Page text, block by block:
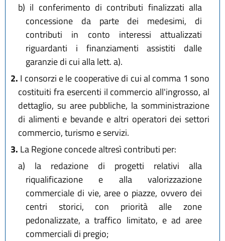
b) il conferimento di contributi finalizzati alla
concessione da parte dei medesimi, di
contributi in conto interessi attualizzati
riguardanti i finanziamenti assistiti dalle
garanzie di cui alla lett. a).
2. I consorzi e le cooperative di cui al comma 1 sono
costituiti fra esercenti il commercio all'ingrosso, al
dettaglio, su aree pubbliche, la somministrazione
di alimenti e bevande e altri operatori dei settori
commercio, turismo e servizi.
3. La Regione concede altresì contributi per:
a) la redazione di progetti relativi alla
riqualificazione e alla valorizzazione
commerciale di vie, aree o piazze, ovvero dei
centri storici, con priorità alle zone
pedonalizzate, a traffico limitato, e ad aree
commerciali di pregio;